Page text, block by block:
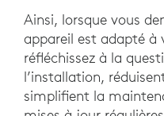
Ainsi, lorsque vous
appareil est adapté à
réfléchissez à la
l’installation,
simplifient la